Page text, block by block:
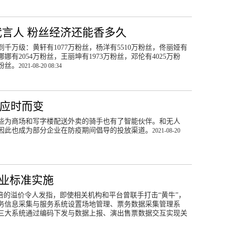
人 粉丝经济还能香多久
万级：黄轩有1077万粉丝，杨洋有5510万粉丝，佟丽娅有
有2054万粉丝，王丽坤有1973万粉丝，邓伦有4025万粉
丝。 2021-08-20 08:34
时而变
商场和写字楼配送外卖的骑手也有了智能伙伴。和无人
也成为部分企业在防疫期间倡导的投放渠道。 2021-08-20
标准实施
溢价令人发指，即使相关机构和平台曾联手打击“黄牛”，
息采集与服务系统设置场地管理、票务数据采集管理系
系统通过编码下发与数据上报、演出售票数据交互实现关